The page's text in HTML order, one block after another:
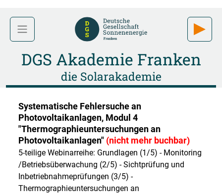
DGS Akademie Franken
die Solarakademie
Systematische Fehlersuche an
Photovoltaikanlagen, Modul 4
"Thermographieuntersuchungen an
Photovoltaikanlagen" (nicht mehr buchbar)
5-teilige Webinarreihe: Grundlagen (1/5) - Monitoring
/Betriebsüberwachung (2/5) - Sichtprüfung und
Inbetriebnahmeprüfungen (3/5) -
Thermographieuntersuchungen an